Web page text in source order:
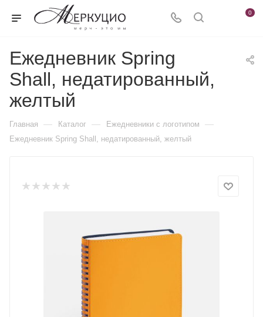
0
Ежедневник Spring
Shall, недатированный,
желтый
Главная — Каталог — Ежедневники c логотипом —
Ежедневник Spring Shall, недатированный, желтый